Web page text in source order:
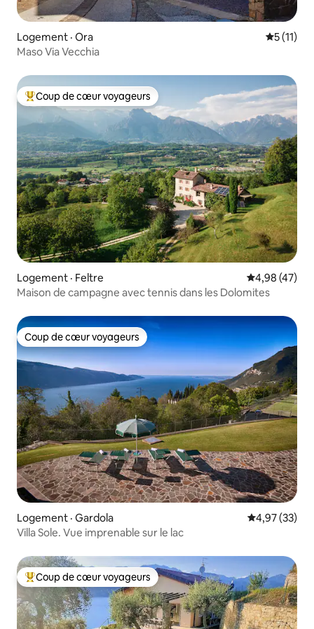
Logement · Ora Note
5 (11)
Maso Via Vecchia
Coup de cœur voyageurs parmi les plus aimés
Coup de cœur voyageurs
Logement · Feltre Note
4,98 (47)
Maison de campagne avec tennis dans les Dolomites
Coup de cœur voyageurs
Coup de cœur voyageurs
Logement · Gardola Note
4,97 (33)
Villa Sole. Vue imprenable sur le lac
Coup de cœur voyageurs parmi les plus aimés
Coup de cœur voyageurs